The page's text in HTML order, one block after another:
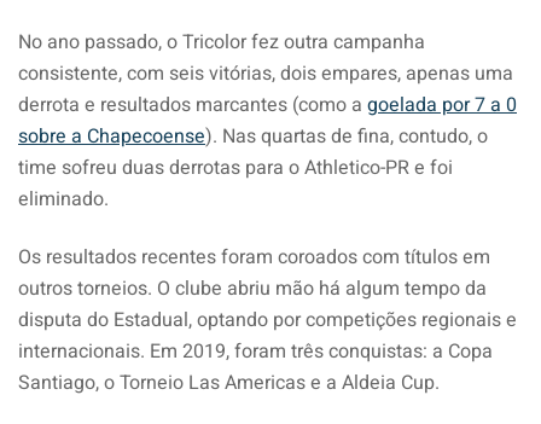
No ano passado, o Tricolor fez outra campanha
consistente, com seis vitórias, dois empares, apenas uma
derrota e resultados marcantes (como a goelada por 7 a 0
sobre a Chapecoense). Nas quartas de fina, contudo, o
time sofreu duas derrotas para o Athletico-PR e foi
eliminado.
Os resultados recentes foram coroados com títulos em
outros torneios. O clube abriu mão há algum tempo da
disputa do Estadual, optando por competições regionais e
internacionais. Em 2019, foram três conquistas: a Copa
Santiago, o Torneio Las Americas e a Aldeia Cup.